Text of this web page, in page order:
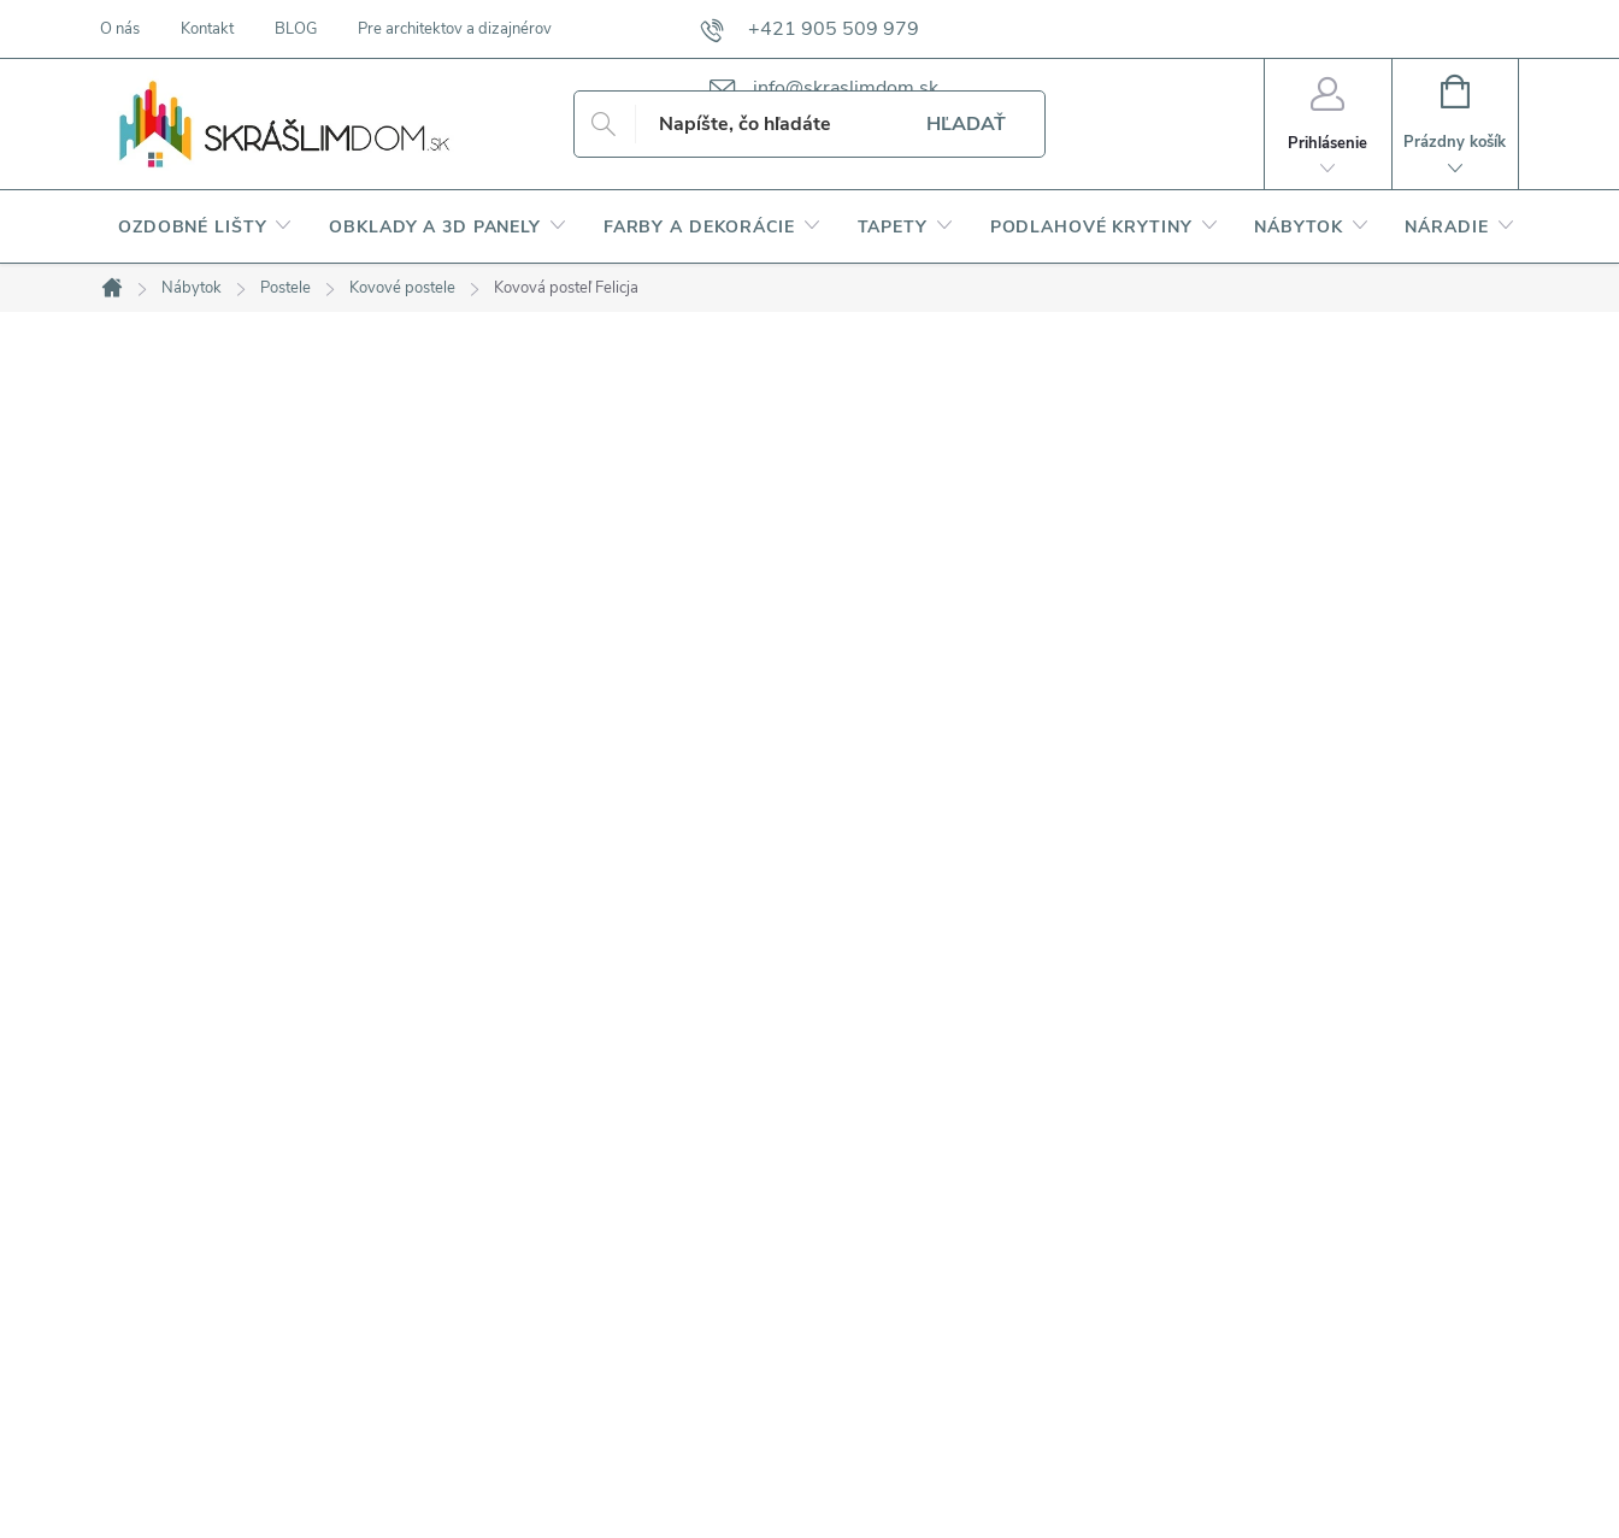
+421 905 509 979
info@skraslimdom.sk
O nás Kontakt BLOG Pre architektov a dizajnérov VZORKOVNÍKY TKANÍN CAMFERO VZORKOVNÍK TKANÍN DAPPI
HĽADAŤ
Prihlásenie
NÁKUPNÝ
Prázdny košík
OZDOBNÉ LIŠTY OBKLADY A 3D PANELY FARBY A DEKORÁCIE TAPETY PODLAHOVÉ KRYTINY NÁBYTOK NÁRADIE
Domov
Nábytok Postele Kovové postele Kovová posteľ Felicja